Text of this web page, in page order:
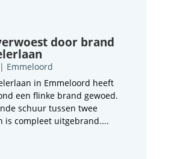
door brand
Emmeloord
in Emmeloord heeft
een flinke brand gewoed.
schuur tussen twee
is compleet uitgebrand....